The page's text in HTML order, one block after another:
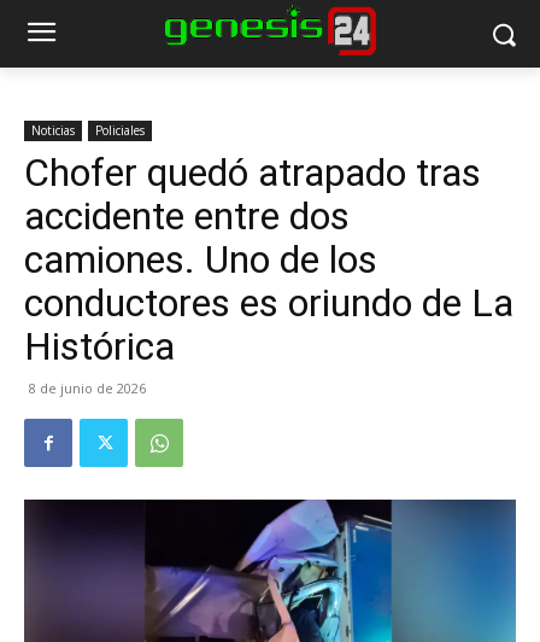
Noticias Policiales
Chofer quedó atrapado tras
accidente entre dos
camiones. Uno de los
conductores es oriundo de La
Histórica
8 de junio de 2026